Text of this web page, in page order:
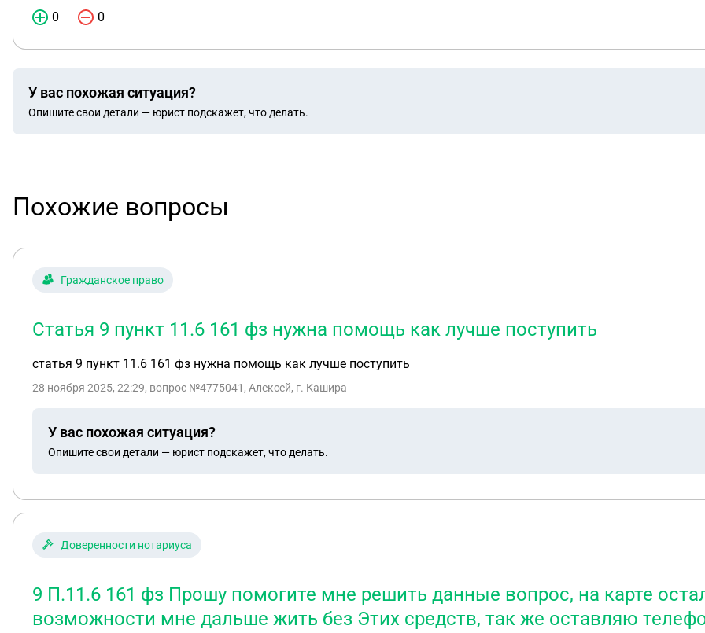
0 0
У вас похожая ситуация?
Опишите свои детали — юрист подскажет, что делать.
Похожие вопросы
Гражданское право
Статья 9 пункт 11.6 161 фз нужна помощь как лучше поступить
статья 9 пункт 11.6 161 фз нужна помощь как лучше поступить
28 ноября 2025, 22:29, вопрос №4775041, Алексей, г. Кашира
У вас похожая ситуация?
Опишите свои детали — юрист подскажет, что делать.
Доверенности нотариуса
9 П.11.6 161 фз Прошу помогите мне решить данные вопрос, на карте
возможности мне дальше жить без Этих средств, так же оставляю